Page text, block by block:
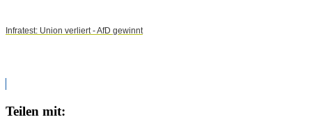
Infratest: Union verliert - AfD gewinnt
Teilen mit: